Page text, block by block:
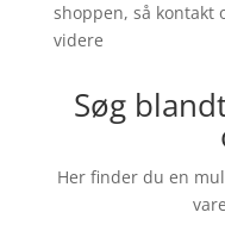
shoppen, så kontakt
videre
Søg
Her finder du en